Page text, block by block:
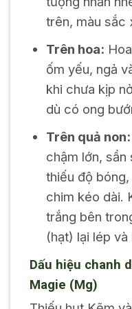
trên, màu sắc
Trên hoa:
ốm yếu, ngả
khi chưa kịp
dù có ong
Trên quả non:
chậm lớn, sần
thiếu độ
chim kéo dài.
trắng bên
(hạt) lại lép và
Dấu hiệu chanh
Magie (Mg)